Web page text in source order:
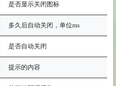
是否显示关闭图标
多久后自动关闭，单位ms
是否自动关闭
提示的内容